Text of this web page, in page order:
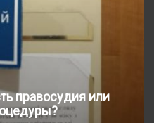
правосудия или